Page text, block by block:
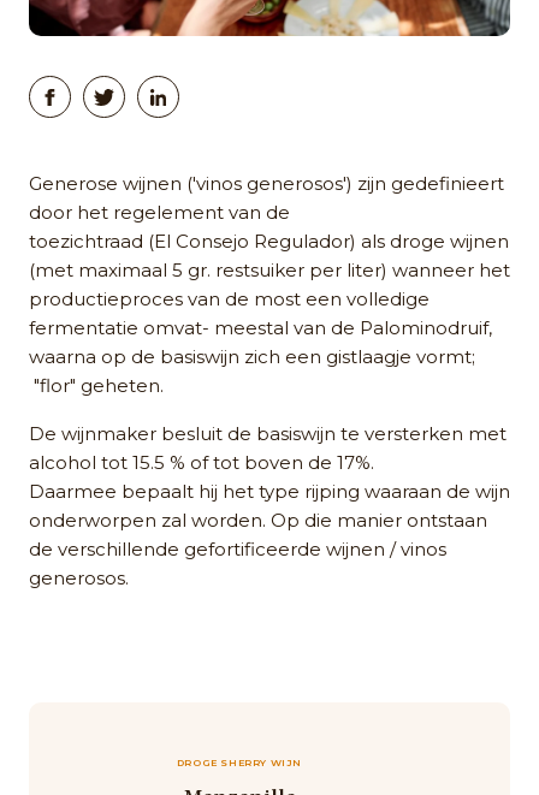
Generose wijnen ('vinos generosos') zijn gedefinieert
door het regelement van de
toezichtraad (El Consejo Regulador) als droge wijnen
(met maximaal 5 gr. restsuiker per liter) wanneer het
productieproces van de most een volledige
fermentatie omvat- meestal van de Palominodruif,
waarna op de basiswijn zich een gistlaagje vormt;
"flor" geheten.
De wijnmaker besluit de basiswijn te versterken met
alcohol tot 15.5 % of tot boven de 17%.
Daarmee bepaalt hij het type rijping waaraan de wijn
onderworpen zal worden. Op die manier ontstaan
de verschillende gefortificeerde wijnen / vinos
generosos.
DROGE SHERRY WIJN